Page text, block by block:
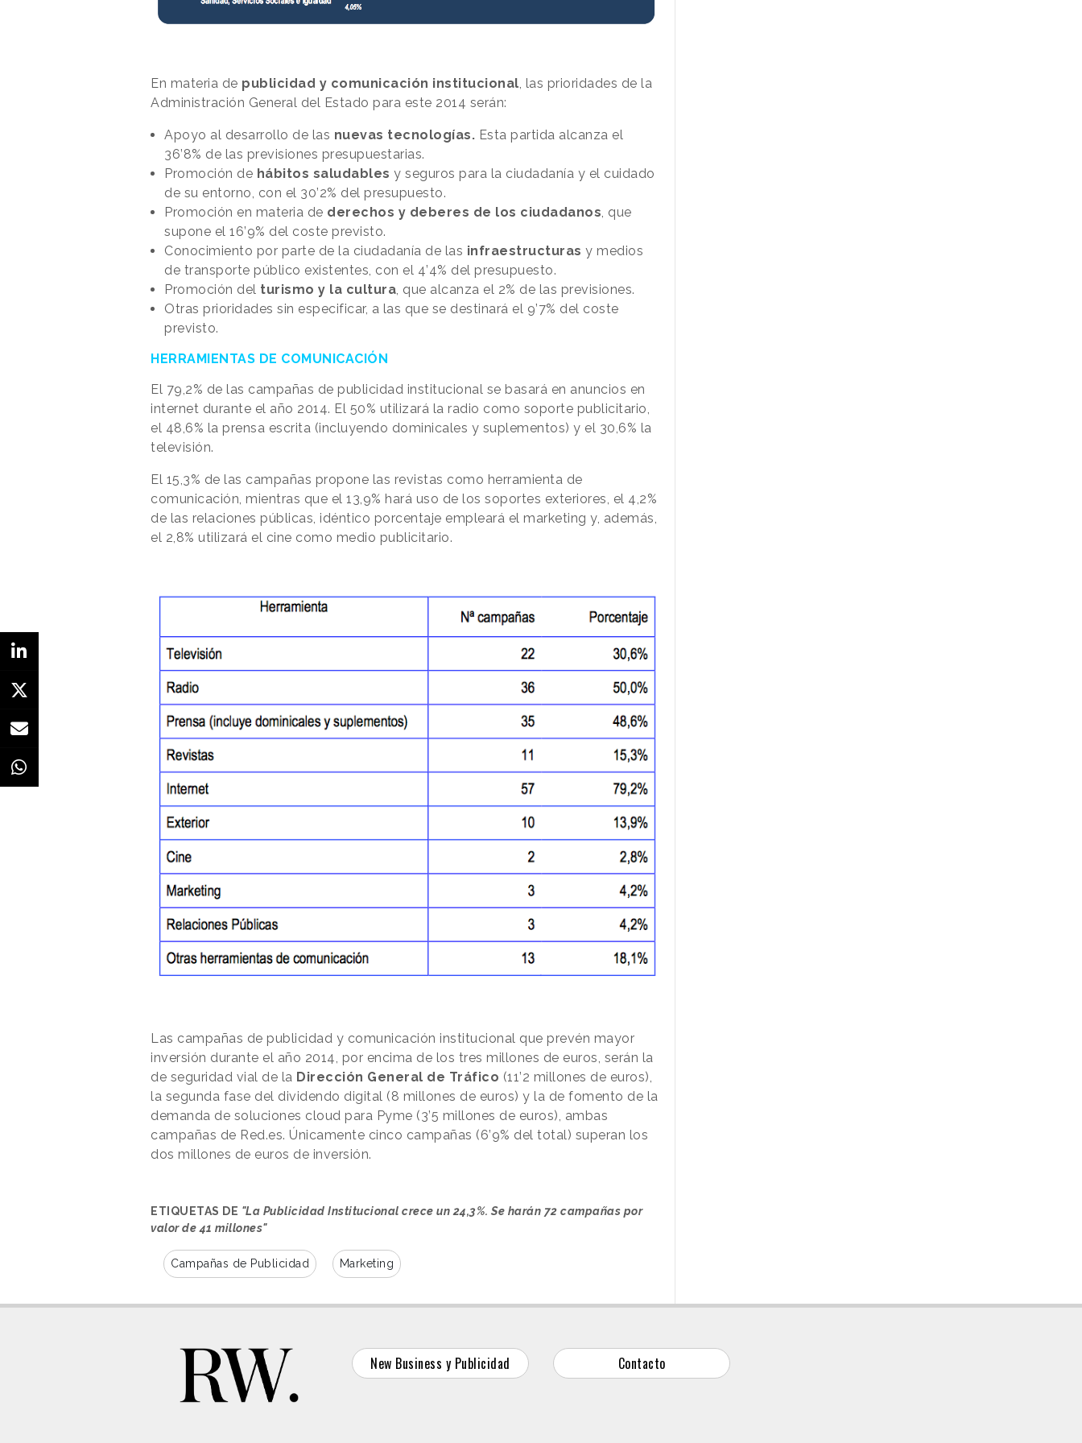
En materia de publicidad y comunicación institucional, las prioridades de la
Administración General del Estado para este 2014 serán:
Apoyo al desarrollo de las nuevas tecnologías. Esta partida alcanza el
36’8% de las previsiones presupuestarias.
Promoción de hábitos saludables y seguros para la ciudadanía y el cuidado
de su entorno, con el 30’2% del presupuesto.
Promoción en materia de derechos y deberes de los ciudadanos, que
supone el 16’9% del coste previsto.
Conocimiento por parte de la ciudadanía de las infraestructuras y medios
de transporte público existentes, con el 4’4% del presupuesto.
Promoción del turismo y la cultura, que alcanza el 2% de las previsiones.
Otras prioridades sin especificar, a las que se destinará el 9’7% del coste
previsto.
HERRAMIENTAS DE COMUNICACIÓN
El 79,2% de las campañas de publicidad institucional se basará en anuncios en
internet durante el año 2014. El 50% utilizará la radio como soporte publicitario,
el 48,6% la prensa escrita (incluyendo dominicales y suplementos) y el 30,6% la
televisión.
El 15,3% de las campañas propone las revistas como herramienta de
comunicación, mientras que el 13,9% hará uso de los soportes exteriores, el 4,2%
de las relaciones públicas, idéntico porcentaje empleará el marketing y, además,
el 2,8% utilizará el cine como medio publicitario.
Las campañas de publicidad y comunicación institucional que prevén mayor
inversión durante el año 2014, por encima de los tres millones de euros, serán la
de seguridad vial de la Dirección General de Tráfico (11’2 millones de euros),
la segunda fase del dividendo digital (8 millones de euros) y la de fomento de la
demanda de soluciones cloud para Pyme (3’5 millones de euros), ambas
campañas de Red.es. Únicamente cinco campañas (6’9% del total) superan los
dos millones de euros de inversión.
ETIQUETAS DE "La Publicidad Institucional crece un 24,3%. Se harán 72 campañas por
valor de 41 millones"
Campañas de Publicidad Marketing
New Business y Publicidad Contacto